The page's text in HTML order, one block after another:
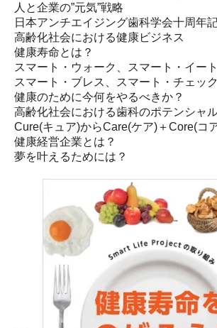
人と企業の”元気”戦略
日本アンチエイジング歯科学会十周年
高齢化社会における健康ビジネス
健康寿命とは？
スマート・ウォーク、スマート・イート
スマート・ブレス、スマート・チェック
健康のために今何をやるべきか？
高齢化社会における歯科のポテンシャ
Cure(キュア)からCare(ケア)＋Core(コ
健康経営企業とは？
夢を叶えるためには？